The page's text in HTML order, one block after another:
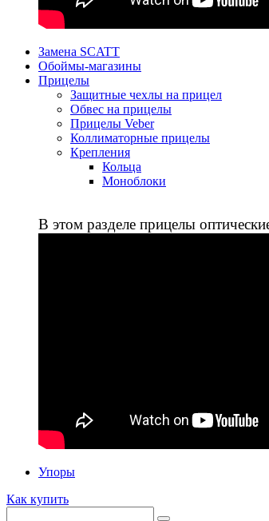
Замена SCATT
Обоймы-магазины
Прицелы
Защитные чехлы на прицел
Обвес на прицелы
Прицелы Veber
Коллиматорные прицелы
Крепления
Кольца
Моноблоки
В этом разделе прицелы
Упоры
Как купить